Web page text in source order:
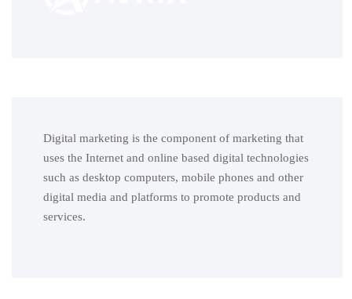
Digital marketing is the component of marketing that
uses the Internet and online based digital technologies
such as desktop computers, mobile phones and other
digital media and platforms to promote products and
services.